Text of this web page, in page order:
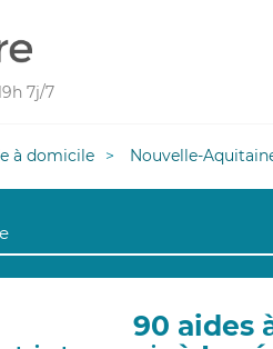
7j/7
à domicile Nouvelle-
90 aides